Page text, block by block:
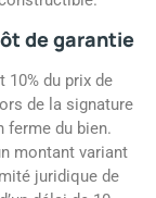
de garantie
10% du prix de
de la signature
ferme du bien.
montant variant
juridique de